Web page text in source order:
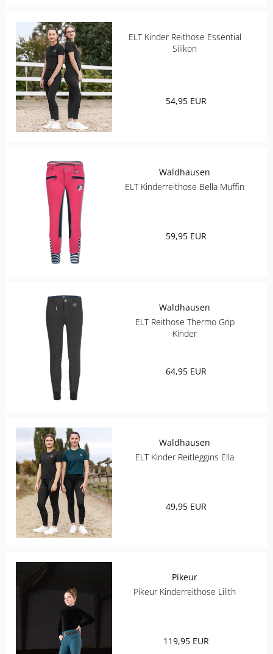
ELT Kinder Reithose Essential
Silikon
54,95 EUR
Waldhausen
ELT Kinderreithose Bella Muffin
59,95 EUR
Waldhausen
ELT Reithose Thermo Grip
Kinder
64,95 EUR
Waldhausen
ELT Kinder Reitleggins Ella
49,95 EUR
Pikeur
Pikeur Kinderreithose Lilith
119,95 EUR
ESKADRON
FAIR PLAY
KAVALKADE
KENTUCKY HORSEWEAR
KINGSLAND EQUESTERIAN
PIKEUR
ROECKL SPORTS
SPANNRIT
WALDHAUSEN